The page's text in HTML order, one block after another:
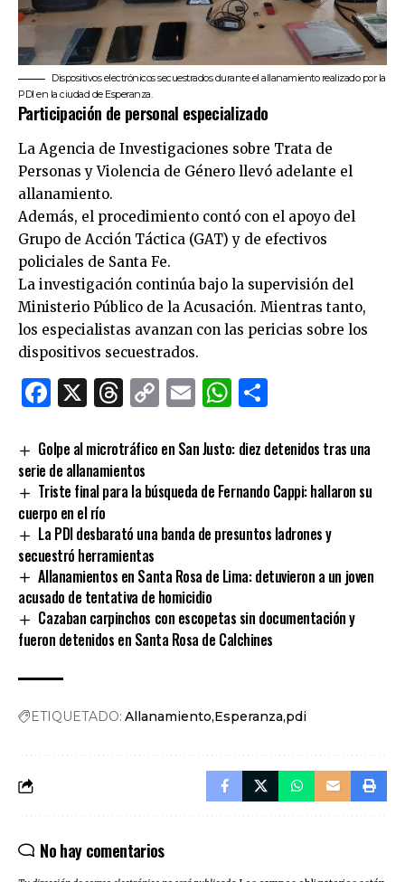
Dispositivos electrónicos secuestrados durante el allanamiento realizado por la
PDI en la ciudad de Esperanza.
Participación de personal especializado
La Agencia de Investigaciones sobre Trata de
Personas y Violencia de Género llevó adelante el
allanamiento.
Además, el procedimiento contó con el apoyo del
Grupo de Acción Táctica (GAT) y de efectivos
policiales de Santa Fe.
La investigación continúa bajo la supervisión del
Ministerio Público de la Acusación. Mientras tanto,
los especialistas avanzan con las pericias sobre los
dispositivos secuestrados.
Facebook
X Threads
CopyEmailWhatsApp
Golpe al microtráfico en San Justo: diez detenidos tras una
serie de allanamientos
Triste final para la búsqueda de Fernando Cappi: hallaron su
cuerpo en el río
La PDI desbarató una banda de presuntos ladrones y
secuestró herramientas
Allanamientos en Santa Rosa de Lima: detuvieron a un joven
acusado de tentativa de homicidio
Cazaban carpinchos con escopetas sin documentación y
fueron detenidos en Santa Rosa de Calchines
ETIQUETADO: Allanamiento Esperanza pdi
No hay comentarios